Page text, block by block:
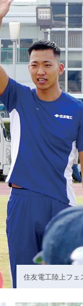
住友電工陸上フェ